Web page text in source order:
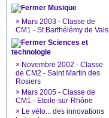
Musique
× Mars 2003 - Classe de
CM1 - St Barthélémy de Vals
Sciences et
technologie
× Novembre 2002 - Classe
de CM2 - Saint Martin des
Rosiers
× Mars 2005 - Classe de
CM1 - Etoile-sur-Rhône
× Le vélo... des innovations